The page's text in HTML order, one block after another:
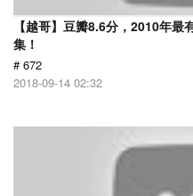
【越哥】豆瓣8.6分，2010年
集！
# 672
2018-09-14 02:32